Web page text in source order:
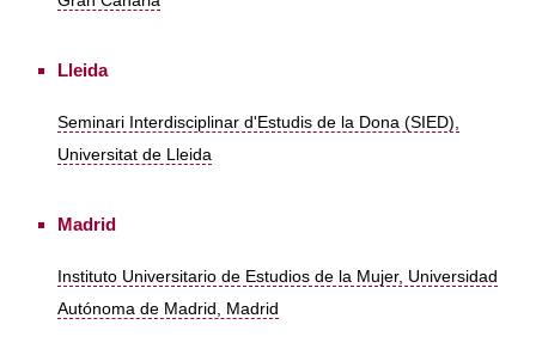
Lleida
Seminari Interdisciplinar d'Estudis de la Dona (SIED),
Universitat de Lleida
Madrid
Instituto Universitario de Estudios de la Mujer, Universidad
Autónoma de Madrid, Madrid